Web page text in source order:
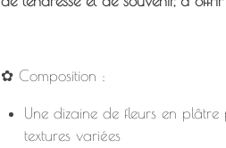
✿ Composition :
Une dizaine de fleurs en
textures variées